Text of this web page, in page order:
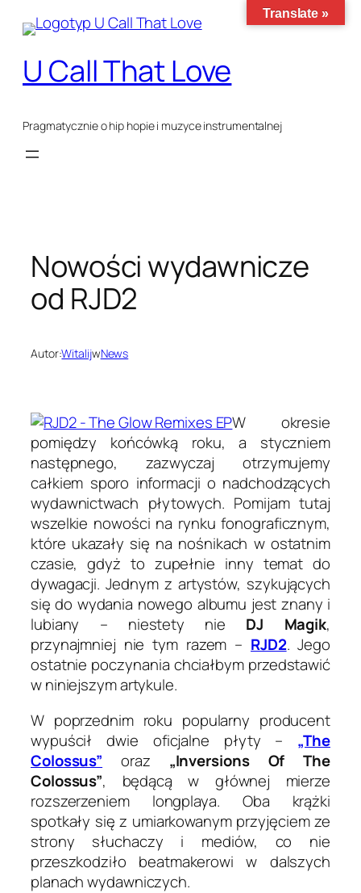
Przejdź
do
treści
U Call That Love
Pragmatycznie o hip hopie i muzyce instrumentalnej
Nowości wydawnicze
od RJD2
Autor:WitalijwNews
W okresie
pomiędzy końcówką roku, a styczniem
następnego, zazwyczaj otrzymujemy
całkiem sporo informacji o nadchodzących
wydawnictwach płytowych. Pomijam tutaj
wszelkie nowości na rynku fonograficznym,
które ukazały się na nośnikach w ostatnim
czasie, gdyż to zupełnie inny temat do
dywagacji. Jednym z artystów, szykujących
się do wydania nowego albumu jest znany i
lubiany – niestety nie DJ Magik,
przynajmniej nie tym razem – RJD2. Jego
ostatnie poczynania chciałbym przedstawić
w niniejszym artykule.
W poprzednim roku popularny producent
wypuścił dwie oficjalne płyty – „The
Colossus” oraz „Inversions Of The
Colossus”, będącą w głównej mierze
rozszerzeniem longplaya. Oba krążki
spotkały się z umiarkowanym przyjęciem ze
strony słuchaczy i mediów, co nie
przeszkodziło beatmakerowi w dalszych
planach wydawniczych.
Translate »